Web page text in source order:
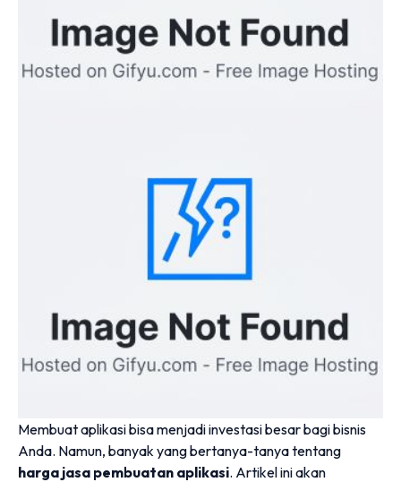
Membuat aplikasi bisa menjadi investasi besar bagi bisnis
Anda. Namun, banyak yang bertanya-tanya tentang
harga jasa pembuatan aplikasi. Artikel ini akan